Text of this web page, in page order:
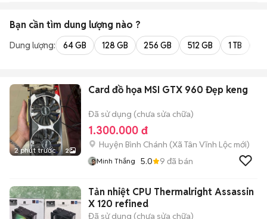
Bạn cần tìm dung lượng nào ?
Dung lượng: 64 GB 128 GB 256 GB 512 GB 1 TB
2 phút trước 2
Card đồ họa MSI GTX 960 Đẹp keng
Đã sử dụng (chưa sửa chữa)
1.300.000 đ
Huyện Bình Chánh (Xã Tân Vĩnh Lộc mới)
Minh Thắng 5.0 9 đã bán
Tản nhiệt CPU Thermalright Assassin
X 120 refined
Đã sử dụng (chưa sửa chữa)